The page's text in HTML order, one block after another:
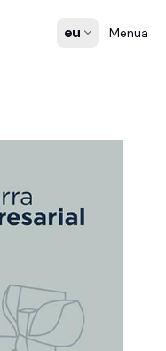
eu Menua